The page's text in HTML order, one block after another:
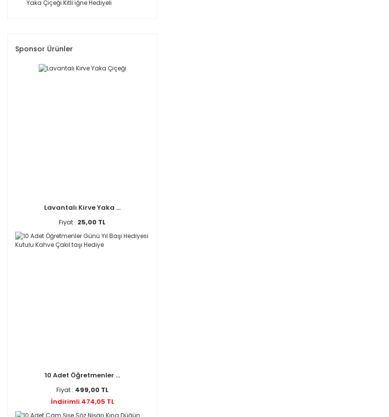
Yaka Çiçeği Kitli iğne Hediyeli
Sponsor Ürünler
Lavantalı Kirve Yaka ...
Fiyat : 25,00 TL
10 Adet Öğretmenler ...
Fiyat : 499,00 TL
İndirimli 474,05 TL